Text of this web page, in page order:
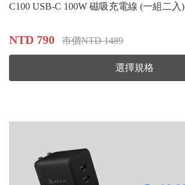
C100 USB-C 100W 磁吸充電線 (一組二入)
NTD 790 市價NTD 1489
選擇規格